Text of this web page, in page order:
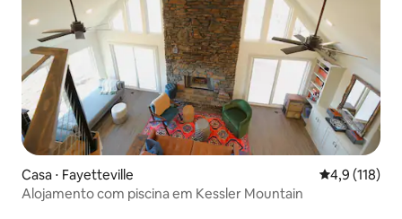
Casa ⋅ Fayetteville 4,9 de uma
4,9 (118)
Alojamento com piscina em Kessler Mountain